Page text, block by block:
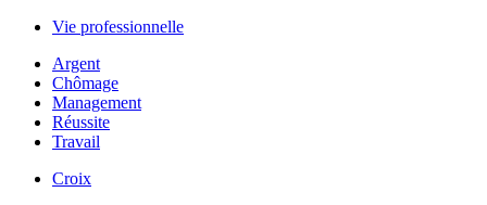
Vie professionnelle
Argent
Chômage
Management
Réussite
Travail
Croix